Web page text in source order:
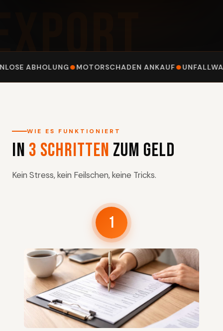
ABHOLUNG●MOTORSCHADEN ANKAUF●
WIE ES FUNKTIONIERT
In 3 Schritten zum Geld
Kein Stress, kein Feilschen, keine Tricks.
1